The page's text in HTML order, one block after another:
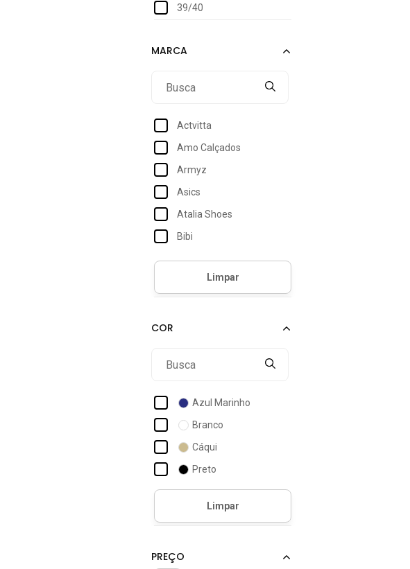
39/40
Actvitta
Amo Calçados
Armyz
Asics
Atalia Shoes
Bibi
Box 200
Br Sports
Color Sports
Diravena
Azul Marinho
Branco
Cáqui
Preto